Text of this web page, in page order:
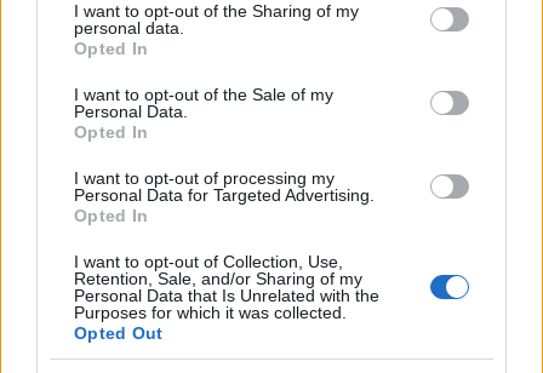
not limited to your visit or usage behaviour. You may click to
grant or deny consent to Google and its third-party tags to
use your data for below specified purposes in below Google
consent section.
I want to opt-out of the Sharing of my
personal data.
Opted In
I want to opt-out of the Sale of my
Personal Data.
Opted In
I want to opt-out of processing my
Personal Data for Targeted Advertising.
Opted In
I want to opt-out of Collection, Use,
Retention, Sale, and/or Sharing of my
Personal Data that Is Unrelated with the
Purposes for which it was collected.
Opted Out
Αν τα χάσατε